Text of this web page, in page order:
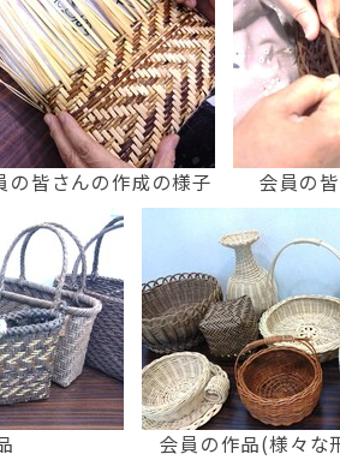
の皆さんの作成の様子 会員の
会員の作品(様々な